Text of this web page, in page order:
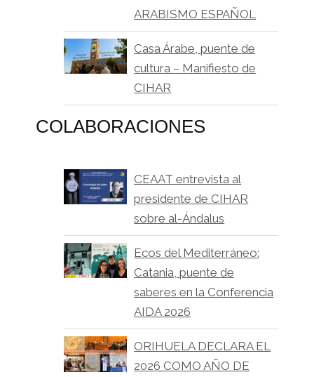
ARABISMO ESPAÑOL
Casa Árabe, puente de
cultura – Manifiesto de
CIHAR
COLABORACIONES
CEAAT entrevista al
presidente de CIHAR
sobre al-Ándalus
Ecos del Mediterráneo:
Catania, puente de
saberes en la Conferencia
AIDA 2026
ORIHUELA DECLARA EL
2026 COMO AÑO DE